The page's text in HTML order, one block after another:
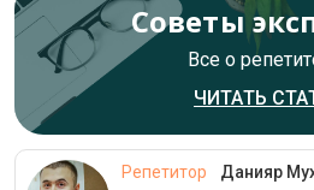
Советы
Все о
ЧИТАТЬ
Репетитор
Данияр